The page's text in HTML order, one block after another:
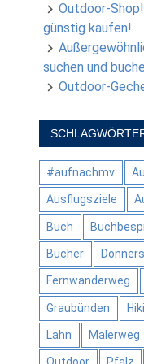
Outdoor-
günstig kaufen!
suchen und
Outdoor-
#aufnachmv
Ausflugsziele
Buch
Bücher
Fernwanderweg
Graubünden
Lahn Malerweg